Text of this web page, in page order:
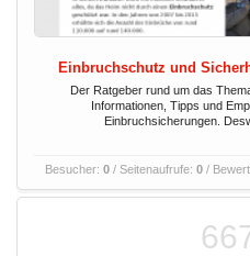
Einbruchschutz und
Der Ratgeber rund um das
Informationen, Tipps und
Einbruchsicherungen.
Besucher: 0/ Seitenaufrufe: 0/